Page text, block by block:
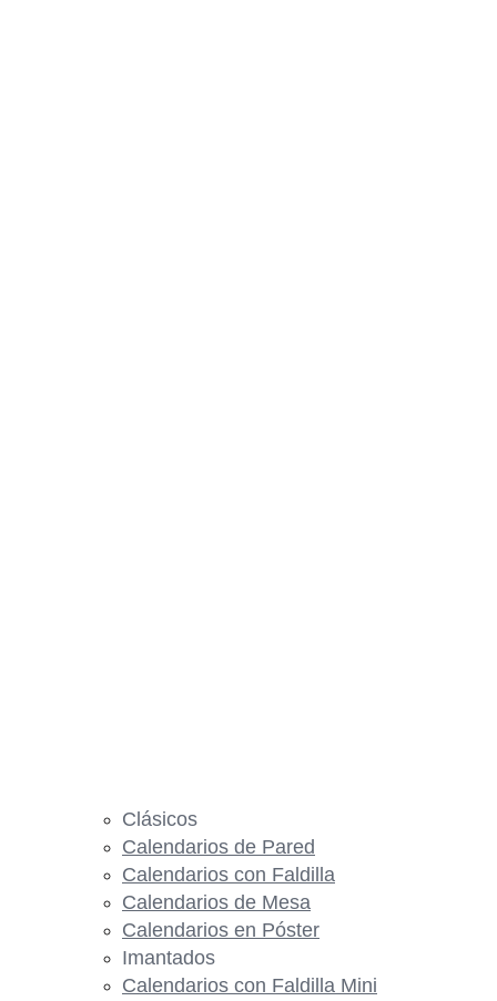
Clásicos
Calendarios de Pared
Calendarios con Faldilla
Calendarios de Mesa
Calendarios en Póster
Imantados
Calendarios con Faldilla Mini